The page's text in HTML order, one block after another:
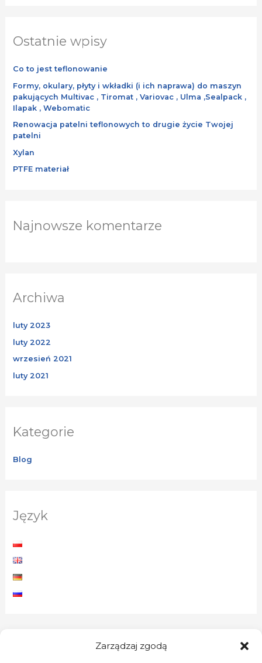
Zarządzaj zgodą
c
f
o
r
:
Ostatnie wpisy
Co to jest teflonowanie
Formy, okulary, płyty i wkładki (i ich naprawa) do maszyn
pakujących Multivac , Tiromat , Variovac , Ulma ,Sealpack ,
Ilapak , Webomatic
Renowacja patelni teflonowych to drugie życie Twojej
patelni
Xylan
PTFE materiał
Najnowsze komentarze
Archiwa
luty 2023
luty 2022
wrzesień 2021
luty 2021
Kategorie
Blog
Język